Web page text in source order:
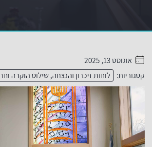
. . . . .אוגוסט 13, 2025
קטגוריות:
לוחות זיכרון והנצחה, שילוט הוקרה